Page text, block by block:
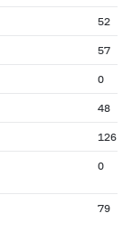
52
57
0
48
126
0
79